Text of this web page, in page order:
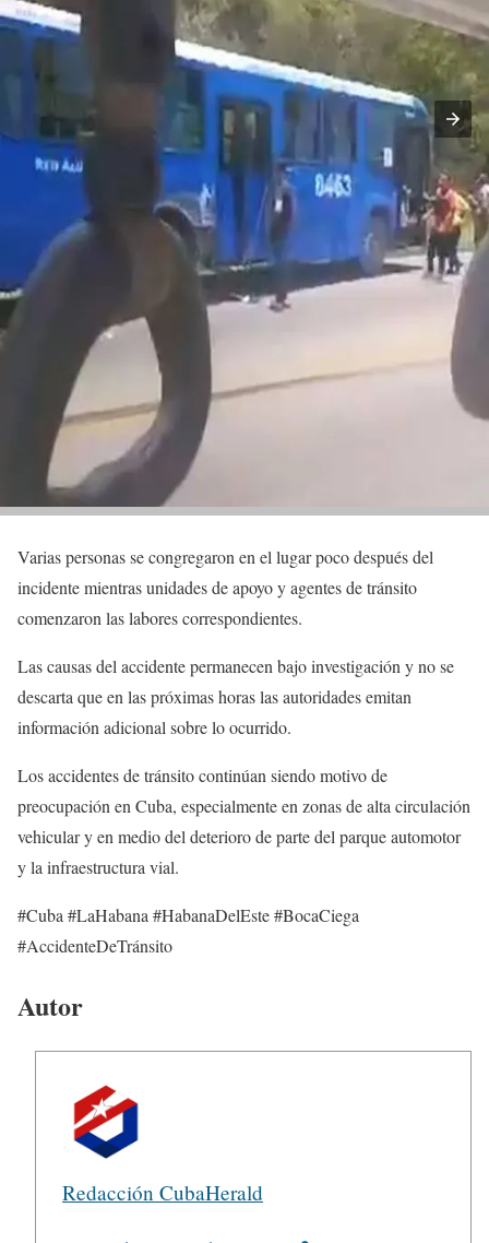
Varias personas se congregaron en el lugar poco después del
incidente mientras unidades de apoyo y agentes de tránsito
comenzaron las labores correspondientes.
Las causas del accidente permanecen bajo investigación y no se
descarta que en las próximas horas las autoridades emitan
información adicional sobre lo ocurrido.
Los accidentes de tránsito continúan siendo motivo de
preocupación en Cuba, especialmente en zonas de alta circulación
vehicular y en medio del deterioro de parte del parque automotor
y la infraestructura vial.
#Cuba #LaHabana #HabanaDelEste #BocaCiega
#AccidenteDeTránsito
Autor
Redacción CubaHerald